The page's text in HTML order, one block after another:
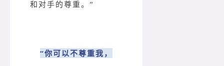
和对手的尊重。”
“你可以不尊重我，